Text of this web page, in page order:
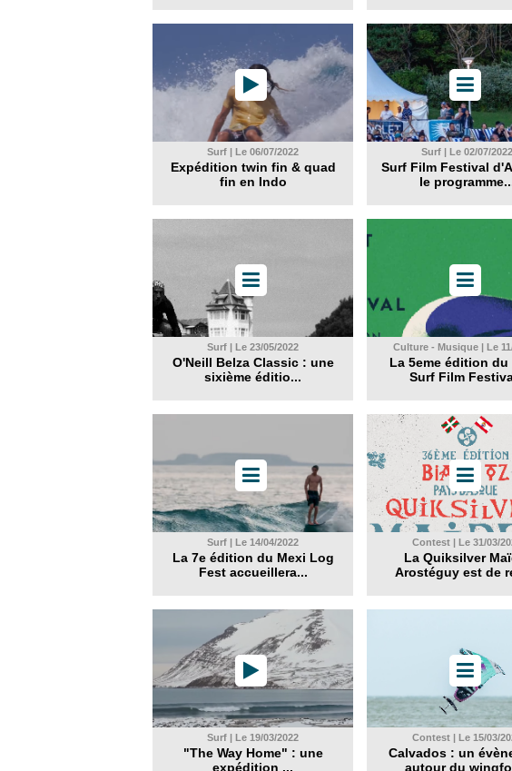
Surf | Le 06/07/2022
Expédition twin fin & quad
fin en Indo
Surf | Le 02/07/2022
Surf Film Festival
le
Surf | Le 23/05/2022
O'Neill Belza Classic : une
sixième éditio...
Culture - Musique | Le
La 5eme édition du
Surf Film
Surf | Le 14/04/2022
La 7e édition du Mexi Log
Fest accueillera...
Contest | Le 31/03/
La Quiksilver
Arostéguy est de
Surf | Le 19/03/2022
"The Way Home" : une
expédition ...
Contest | Le 15/03/
Calvados : un
autour du